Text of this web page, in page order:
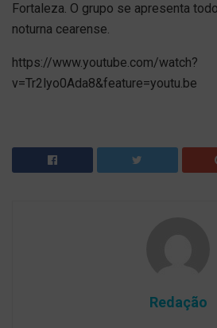
Fortaleza. O grupo se apresenta
noturna cearense.
https://www.youtube.com/watch?
v=Tr2lyo0Ada8&feature=youtu.be
Redação